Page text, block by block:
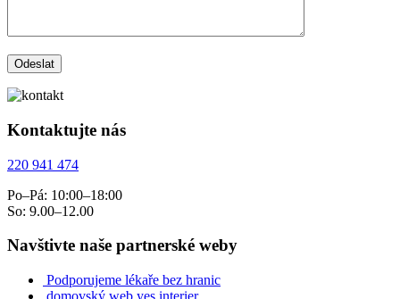
Kontaktujte nás
220 941 474
Po–Pá: 10:00–18:00
So: 9.00–12.00
Navštivte naše partnerské weby
Podporujeme lékaře bez hranic